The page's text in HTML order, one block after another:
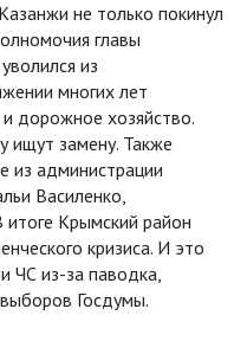
не только покинул
главы
из
многих лет
дорожное хозяйство.
ищут замену. Также
из администрации
Василенко,
Крымский район
кризиса. И это
ЧС из-за паводка,
Госдумы.